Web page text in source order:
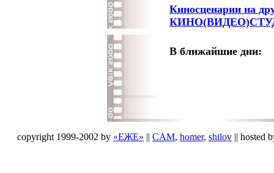
Киносценарии на
В ближайшие дни:
copyright 1999-2002 by «ЕЖЕ» || CAM, homer, shilov || hosted